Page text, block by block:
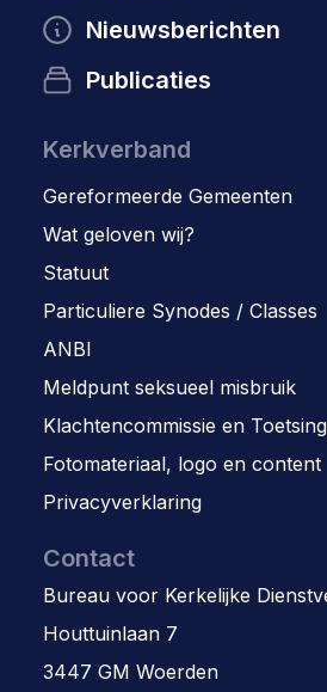
Nieuwsberichten
Publicaties
Kerkverband
Gereformeerde Gemeenten
Wat geloven wij?
Statuut
Particuliere Synodes / Classes
ANBI
Meldpunt seksueel misbruik
Klachtencommissie en
Fotomateriaal, logo en content
Privacyverklaring
Contact
Bureau voor Kerkelijke
Houttuinlaan 7
3447 GM Woerden